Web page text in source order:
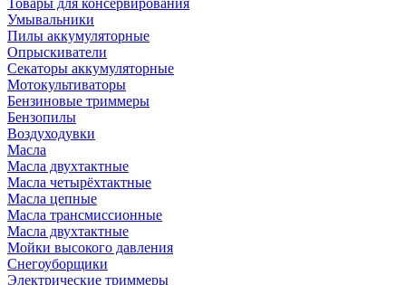
Товары для консервирования
Умывальники
Пилы аккумуляторные
Опрыскиватели
Секаторы аккумуляторные
Мотокультиваторы
Бензиновые триммеры
Бензопилы
Воздуходувки
Масла
Масла двухтактные
Масла четырёхтактные
Масла цепные
Масла трансмиссионные
Масла двухтактные
Мойки высокого давления
Снегоуборщики
Электрические триммеры